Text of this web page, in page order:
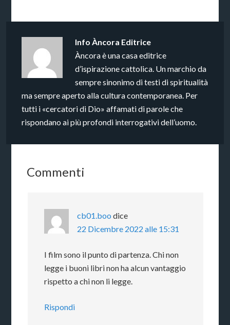
InfoÀncora Editrice
Àncora è una casa editrice
d’ispirazione cattolica. Un marchio da
sempre sinonimo di testi di spiritualità
ma sempre aperto alla cultura contemporanea. Per
tutti i «cercatori di Dio» affamati di parole che
rispondano ai più profondi interrogativi dell’uomo.
Commenti
cb01.boo dice
22 Dicembre 2022 alle 15:31
I film sono il punto di partenza. Chi non
legge i buoni libri non ha alcun vantaggio
rispetto a chi non li legge.
Rispondi